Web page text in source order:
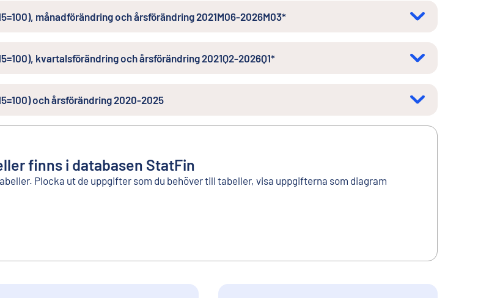
månadförändring och årsförändring 2021M06-2026M03*
kvartalsförändring och årsförändring 2021Q2-2026Q1*
och årsförändring 2020-2025
finns i databasen StatFin
Plocka ut de uppgifter som du behöver till tabeller, visa uppgifterna som diagram